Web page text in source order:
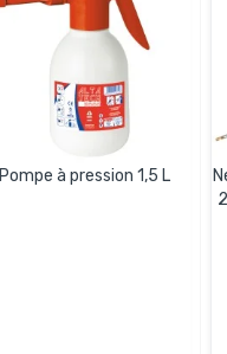
Pompe à pression 1,5 L